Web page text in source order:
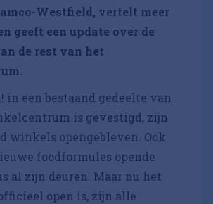
Westfield, vertelt meer
geeft een update over de
de rest van het
in een bestaand gedeelte van
is gevestigd, zijn
winkels opengebleven. Ook
foodformules opende
al zijn deuren. Maar nu het
open is, zijn alle